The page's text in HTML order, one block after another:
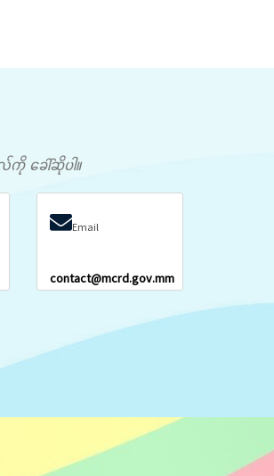
ကို ခေါ်ဆိုပါ။
Email
contact@mcrd.gov.mm